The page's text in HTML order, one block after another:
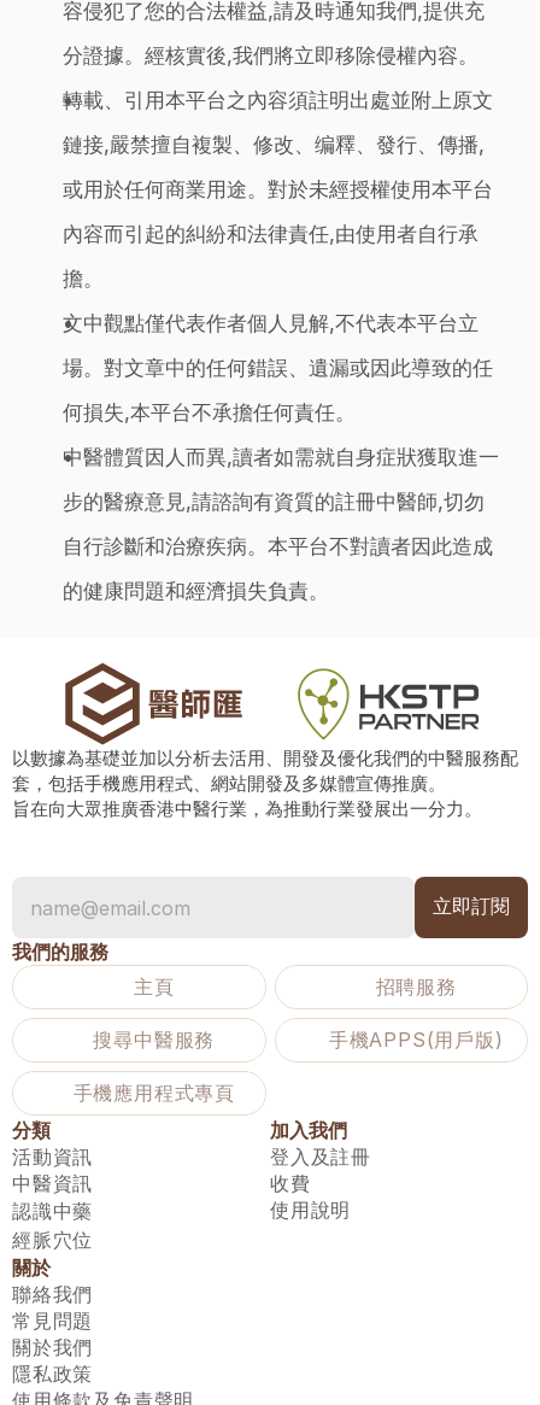
容侵犯了您的合法權益,請及時通知我們,提供充
分證據。經核實後,我們將立即移除侵權內容。
轉載、引用本平台之內容須註明出處並附上原文
鏈接,嚴禁擅自複製、修改、编釋、發行、傳播,
或用於任何商業用途。對於未經授權使用本平台
內容而引起的糾紛和法律責任,由使用者自行承
擔。
文中觀點僅代表作者個人見解,不代表本平台立
場。對文章中的任何錯誤、遺漏或因此導致的任
何損失,本平台不承擔任何責任。
中醫體質因人而異,讀者如需就自身症狀獲取進一
步的醫療意見,請諮詢有資質的註冊中醫師,切勿
自行診斷和治療疾病。本平台不對讀者因此造成
的健康問題和經濟損失負責。
以數據為基礎並加以分析去活用、開發及優化我們的中醫服務配
套，包括手機應用程式、網站開發及多媒體宣傳推廣。
旨在向大眾推廣香港中醫行業，為推動行業發展出一分力。
我們的服務
主頁
招聘服務
搜尋中醫服務 手機APPS(用戶版)
手機應用程式專頁
分類
活動資訊
中醫資訊
認識中藥
經脈穴位
加入我們
登入及註冊
收費
使用說明
關於
聯絡我們
常見問題
關於我們
隱私政策
使用條款及免責聲明